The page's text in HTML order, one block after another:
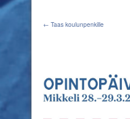
← Taas koulunpenkille